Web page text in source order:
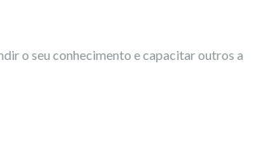
o seu conhecimento e capacitar outros a